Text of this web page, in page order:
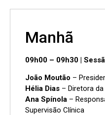
Manhã
09h00 – 09h30 |
João Moutão –
Hélia Dias – Diretora da
Ana Spínola –
Supervisão Clínica